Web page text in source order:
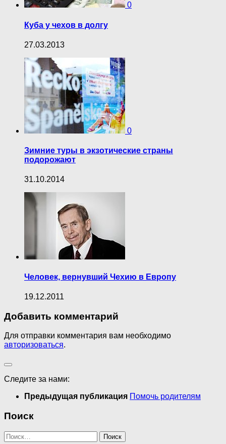
0
Куба у чехов в долгу
27.03.2013
0
Зимние туры в экзотические страны
подорожают
31.10.2014
Человек, вернувший Чехию в Европу
19.12.2011
Добавить комментарий
Для отправки комментария вам необходимо
авторизоваться.
Следите за нами:
Предыдущая публикация Помочь родителям
Поиск
Найти: